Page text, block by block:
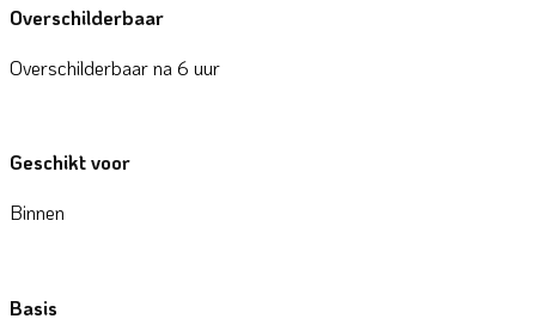
Overschilderbaar
Overschilderbaar na 6 uur
Geschikt voor
Binnen
Basis